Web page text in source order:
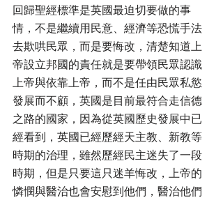
回歸聖經標準是英國最迫切要做的事
情，不是繼續用民意、經濟等恐慌手法
去欺哄民眾，而是要悔改，清楚知道上
帝設立邦國的責任就是要帶領民眾認識
上帝與依靠上帝，而不是任由民眾私慾
發展而不顧，英國是目前最符合走信德
之路的國家，因為從英國歷史發展中已
經看到，英國已經歷經天主教、新教等
時期的治理，雖然歷經民主迷失了一段
時期，但是只要這只迷羊悔改，上帝的
憐憫與醫治也會安慰到他們，醫治他們